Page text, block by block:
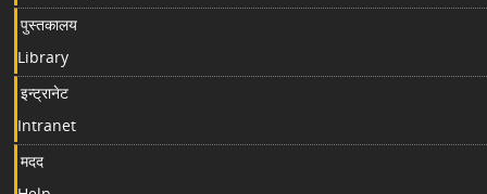
पुस्तकालय
Library
इन्ट्रानेट
Intranet
मदद